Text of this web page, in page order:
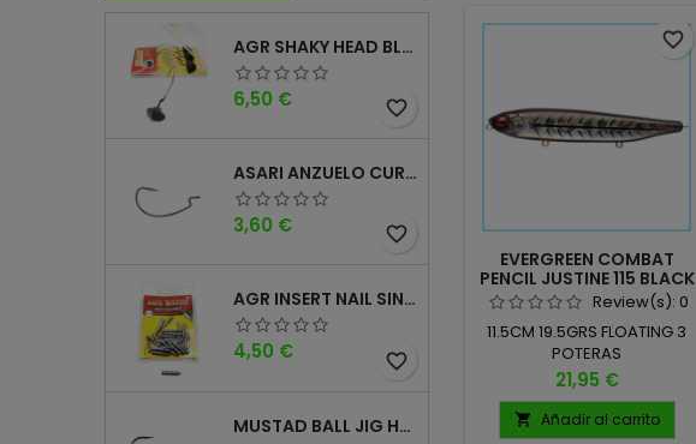
AGR SHAKY HEAD BLACK 4PK
Precio
6,50 € favorite_border
ASARI ANZUELO CURVO CAROLINA WORM
Precio
3,60 € favorite_border
AGR INSERT NAIL SINKER
Precio
4,50 € favorite_border
MUSTAD BALL JIG HEAD KEEPER
EVERGREEN COMBAT
PENCIL JUSTINE 115 BLACK
BONE 619Review(s): 0
11.5CM 19.5GRS FLOATING 3
POTERAS
Precio
21,95 €
 Añadir al carrito
favorite_border